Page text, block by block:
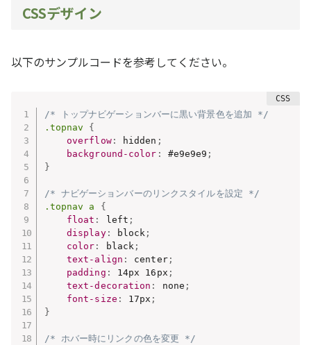
CSSデザイン
以下のサンプルコードを参考してください。
/* トップナビゲーションバーに黒い背景色を追加 */
.topnav
{
overflow: hidden ;
background-color : #e9e9e9 ;
}
/* ナビゲーションバーのリンクスタイルを設定 */
.topnav a
{
float : left ;
display: block ;
color : black ;
text-align : center;
padding : 14px 16px ;
text-decoration : none ;
font-size : 17px ;
}
/* ホバー時にリンクの色を変更 */